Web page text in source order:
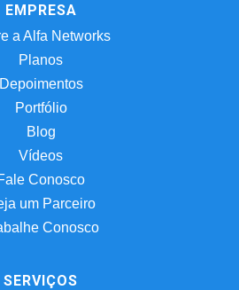
EMPRESA
a Alfa Networks
Planos
Depoimentos
Portfólio
Blog
Vídeos
Conosco
um Parceiro
Conosco
SERVIÇOS